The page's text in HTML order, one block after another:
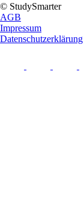
© StudySmarter
AGB
Impressum
Datenschutzerklärung